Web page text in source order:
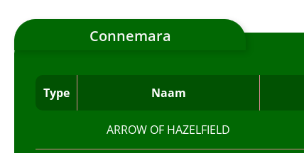
Connemara
Type Naam
ARROW OF HAZELFIELD